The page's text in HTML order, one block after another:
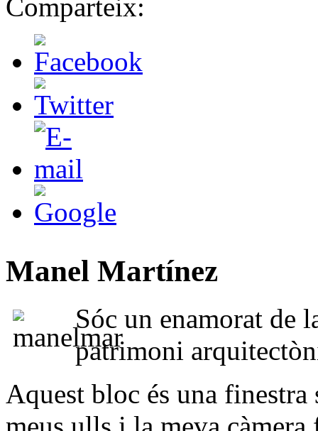
Comparteix:
Manel Martínez
Sóc un enamorat de
patrimoni
Aquest bloc és una